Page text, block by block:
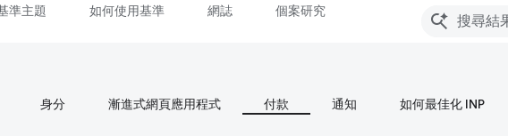
準主題 如何使用基準 網誌 個案研究
身分 漸進式網頁應用程式 付款 通知 如何最佳化 INP